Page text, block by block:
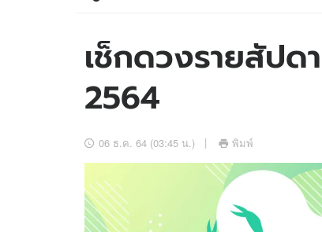
ข่าวบันเทิง
ข่าวกีฬา
ข่าวเศรษฐกิจ
อัปเดตจีน
เช็กข่าวชัวร์
สถิติห
เช็กดวงรายสัปด
2564
06 ธ.ค. 64 (03:45 น.) พิมพ์